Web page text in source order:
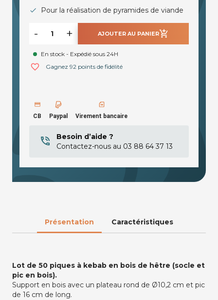
Pour la réalisation de pyramides de viande
- + AJOUTER AU PANIERadd_shopping_cart
En stock - Expédié sous 24H
favorite_border Gagnez 92 points de fidélité
CB Paypal Virement bancaire
Besoin d’aide ?
Contactez-nous au 03 88 64 37 13
Présentation Caractéristiques
Lot de 50 piques à kebab en bois de hêtre (socle et
pic en bois).
Support en bois avec un plateau rond de Ø10,2 cm et pic
de 16 cm de long.